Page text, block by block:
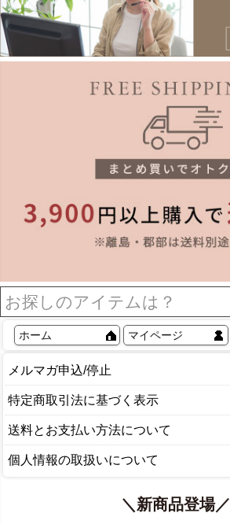
ホーム マイページ
メルマガ申込/停止
特定商取引法に基づく表示
送料とお支払い方法について
個人情報の取扱いについて
＼新商品登場／